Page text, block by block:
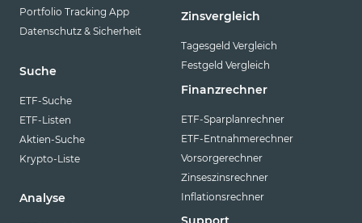
Portfolio Tracking App
Datenschutz & Sicherheit
Suche
ETF-Suche
ETF-Listen
Aktien-Suche
Krypto-Liste
Analyse
Zinsvergleich
Tagesgeld Vergleich
Festgeld Vergleich
Finanzrechner
ETF-Sparplanrechner
ETF-Entnahmerechner
Vorsorgerechner
Zinseszinsrechner
Inflationsrechner